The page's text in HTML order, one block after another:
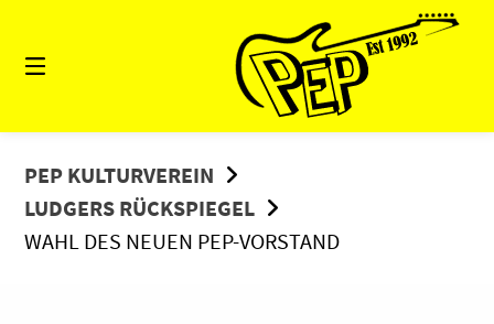
Inhalt
PEP KULTURVEREIN
LUDGERS RÜCKSPIEGEL
WAHL DES NEUEN PEP-VORSTAND